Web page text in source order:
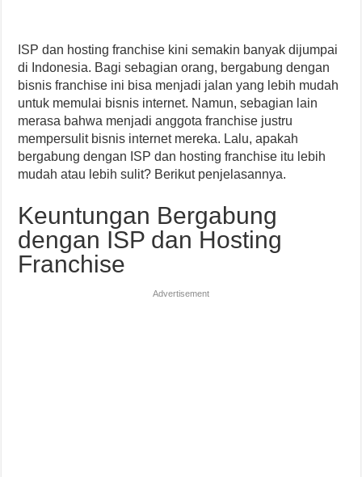
ISP dan hosting franchise kini semakin banyak dijumpai
di Indonesia. Bagi sebagian orang, bergabung dengan
bisnis franchise ini bisa menjadi jalan yang lebih mudah
untuk memulai bisnis internet. Namun, sebagian lain
merasa bahwa menjadi anggota franchise justru
mempersulit bisnis internet mereka. Lalu, apakah
bergabung dengan ISP dan hosting franchise itu lebih
mudah atau lebih sulit? Berikut penjelasannya.
Keuntungan Bergabung
dengan ISP dan Hosting
Franchise
Advertisement